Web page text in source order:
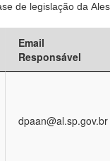
de legislação da
Email
Responsável
dpaan@al.sp.gov.br